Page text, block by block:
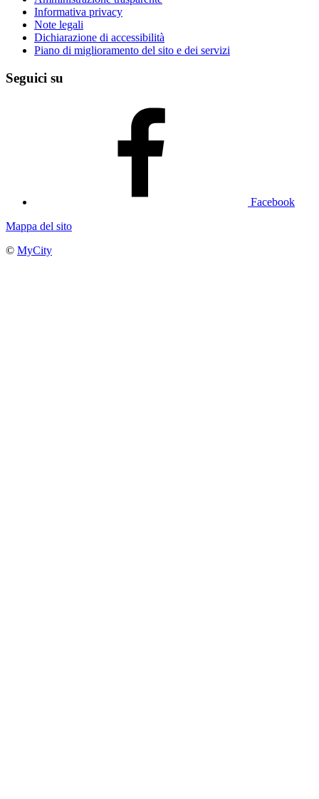
Informativa privacy
Note legali
Dichiarazione di accessibilità
Piano di miglioramento del sito e dei servizi
Seguici su
Facebook
Mappa del sito
© MyCity